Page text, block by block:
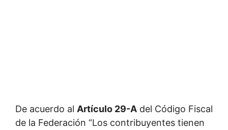
De acuerdo al Artículo 29-A del Código Fiscal
de la Federación “Los contribuyentes tienen